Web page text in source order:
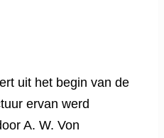
uit het begin van de
ervan werd
A. W. Von